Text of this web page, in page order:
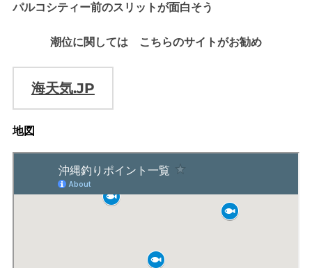
パルコシティー前のスリットが面白そう
潮位に関しては こちらのサイトがお勧め
海天気.JP
地図